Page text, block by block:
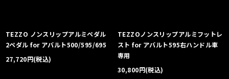
TEZZO ノンスリップアルミペダル
2ペダル for アバルト500/595/695
27,720円(税込)
TEZZOノンスリップアルミフットレ
スト for アバルト595右ハンドル車
専用
30,800円(税込)